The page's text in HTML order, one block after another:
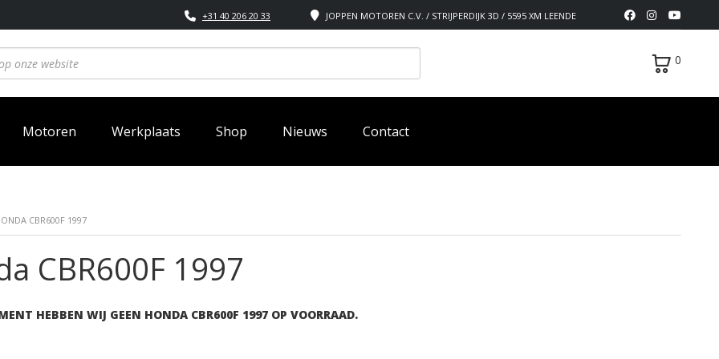
JOPPEN MOTOREN C.V. / STRIJPERDIJK 3D / 5595 XM LEENDE
+31 40 206 20 33
0
Motoren Werkplaats Shop Nieuws Contact
CBR600F 1997
CBR600F 1997
HEBBEN WIJ GEEN HONDA CBR600F 1997 OP VOORRAAD.